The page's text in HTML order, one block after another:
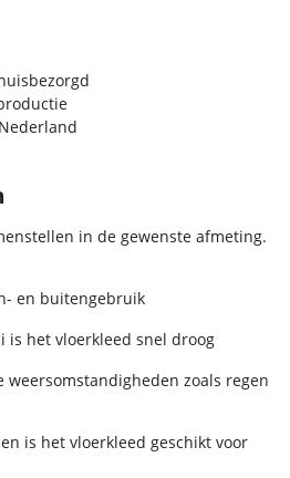
in de gewenste afmeting.
en buitengebruik
is het vloerkleed snel droog
weersomstandigheden zoals regen
is het vloerkleed geschikt voor